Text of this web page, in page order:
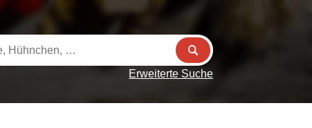
Erweiterte Suche